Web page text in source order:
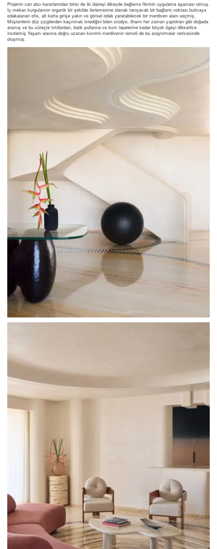
Projenin can alıcı kararlarından birisi de iki daireyi dikeyde bağlama fikrinin uygulama aşaması olmuş.
İç mekan kurgularının organik bir şekilde ilerlemesine olanak tanıyacak bir bağlantı noktası bulmaya
odakalanan ofis, alt katta girişe yakın ve görsel odak yaratabilecek bir merdiven alanı seçmiş.
Müşterilerin düz çizgilerden kaçınmak istediğini bilen stüdyo, ilhamı her zaman yaptıkları gibi doğada
aramış ve bu süreçte tırtıllardan, balık pullarına ve kum tepelerine kadar birçok ögeyi dikkatlice
incelemiş Yaşam alanına doğru uzanan kıvrımlı merdivenin temeli de bu araştırmalar neticesinde
oluşmuş.